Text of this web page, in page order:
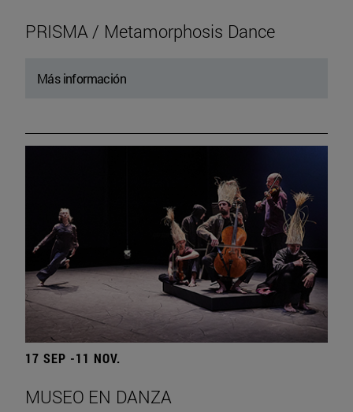
PRISMA / Metamorphosis Dance
Más información
17 SEP -11 NOV.
MUSEO EN DANZA